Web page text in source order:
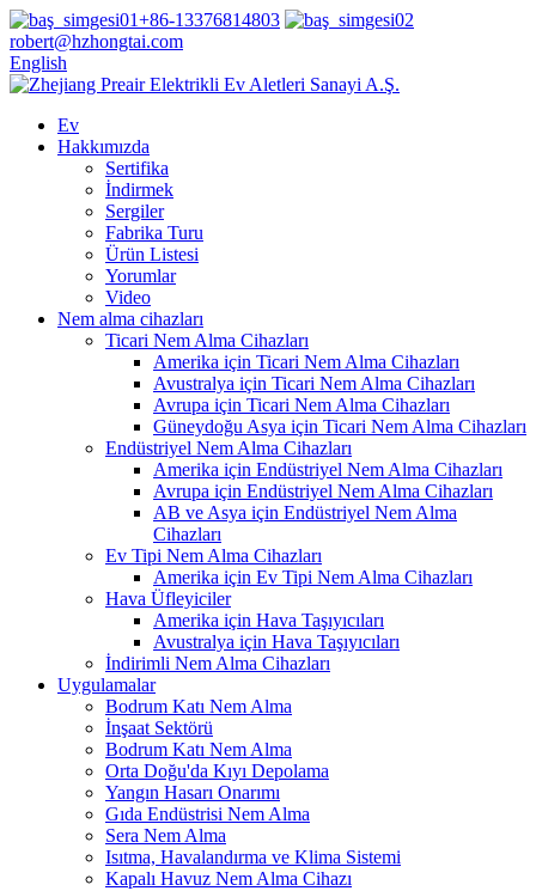
+86-13376814803
robert@hzhongtai.com
English
Ev
Hakkımızda
Sertifika
İndirmek
Sergiler
Fabrika Turu
Ürün Listesi
Yorumlar
Video
Nem alma cihazları
Ticari Nem Alma Cihazları
Amerika için Ticari Nem Alma Cihazları
Avustralya için Ticari Nem Alma Cihazları
Avrupa için Ticari Nem Alma Cihazları
Güneydoğu Asya için Ticari Nem Alma Cihazları
Endüstriyel Nem Alma Cihazları
Amerika için Endüstriyel Nem Alma Cihazları
Avrupa için Endüstriyel Nem Alma Cihazları
AB ve Asya için Endüstriyel Nem Alma
Cihazları
Ev Tipi Nem Alma Cihazları
Amerika için Ev Tipi Nem Alma Cihazları
Hava Üfleyiciler
Amerika için Hava Taşıyıcıları
Avustralya için Hava Taşıyıcıları
İndirimli Nem Alma Cihazları
Uygulamalar
Bodrum Katı Nem Alma
İnşaat Sektörü
Bodrum Katı Nem Alma
Orta Doğu'da Kıyı Depolama
Yangın Hasarı Onarımı
Gıda Endüstrisi Nem Alma
Sera Nem Alma
Isıtma, Havalandırma ve Klima Sistemi
Kapalı Havuz Nem Alma Cihazı